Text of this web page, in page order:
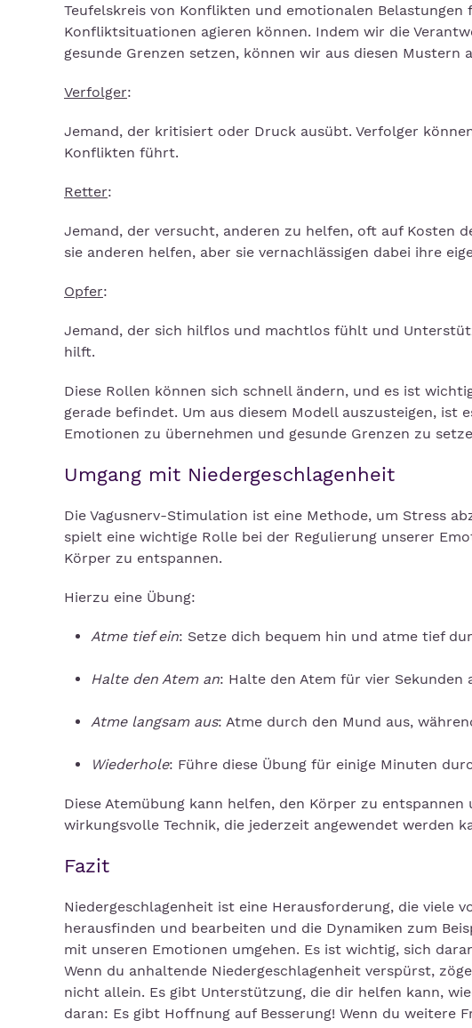
Teufelskreis von Konflikten und emotionalen
Konfliktsituationen agieren können. Indem wir die
gesunde Grenzen setzen, können wir aus diesen Mustern
Verfolger:
Jemand, der kritisiert oder Druck ausübt. Verfolger
Konflikten führt.
Retter:
Jemand, der versucht, anderen zu helfen, oft auf Kosten
sie anderen helfen, aber sie vernachlässigen dabei ihre
Opfer:
Jemand, der sich hilflos und machtlos fühlt und
hilft.
Diese Rollen können sich schnell ändern, und es ist
gerade befindet. Um aus diesem Modell auszusteigen, ist
Emotionen zu übernehmen und gesunde Grenzen zu
Umgang mit Niedergeschlagenheit
Die Vagusnerv-Stimulation ist eine Methode, um Stress
spielt eine wichtige Rolle bei der Regulierung unserer
Körper zu entspannen.
Hierzu eine Übung:
Atme tief ein: Setze dich bequem hin und atme tief
Halte den Atem an: Halte den Atem für vier Sekunden
Atme langsam aus: Atme durch den Mund aus,
Wiederhole: Führe diese Übung für einige Minuten
Diese Atemübung kann helfen, den Körper zu
wirkungsvolle Technik, die jederzeit angewendet werden
Fazit
Niedergeschlagenheit ist eine Herausforderung, die viele
herausfinden und bearbeiten und die Dynamiken zum
mit unseren Emotionen umgehen. Es ist wichtig, sich
Wenn du anhaltende Niedergeschlagenheit verspürst,
nicht allein. Es gibt Unterstützung, die dir helfen kann,
daran: Es gibt Hoffnung auf Besserung! Wenn du weitere